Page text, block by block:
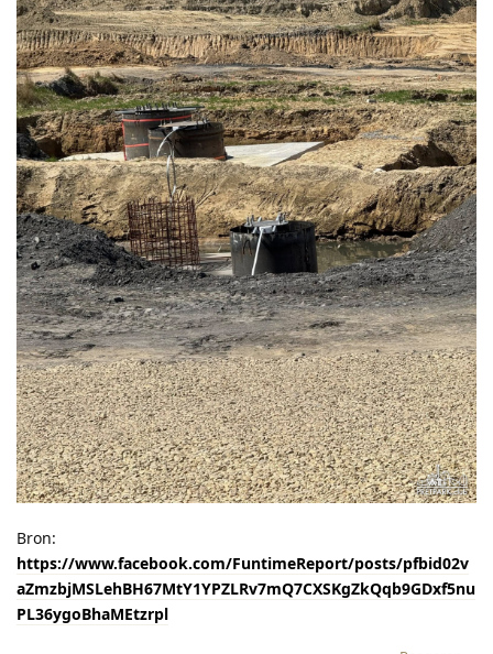
Bron:
https://www.facebook.com/FuntimeReport/posts/pfbid02v
aZmzbjMSLehBH67MtY1YPZLRv7mQ7CXSKgZkQqb9GDxf5nu
PL36ygoBhaMEtzrpl